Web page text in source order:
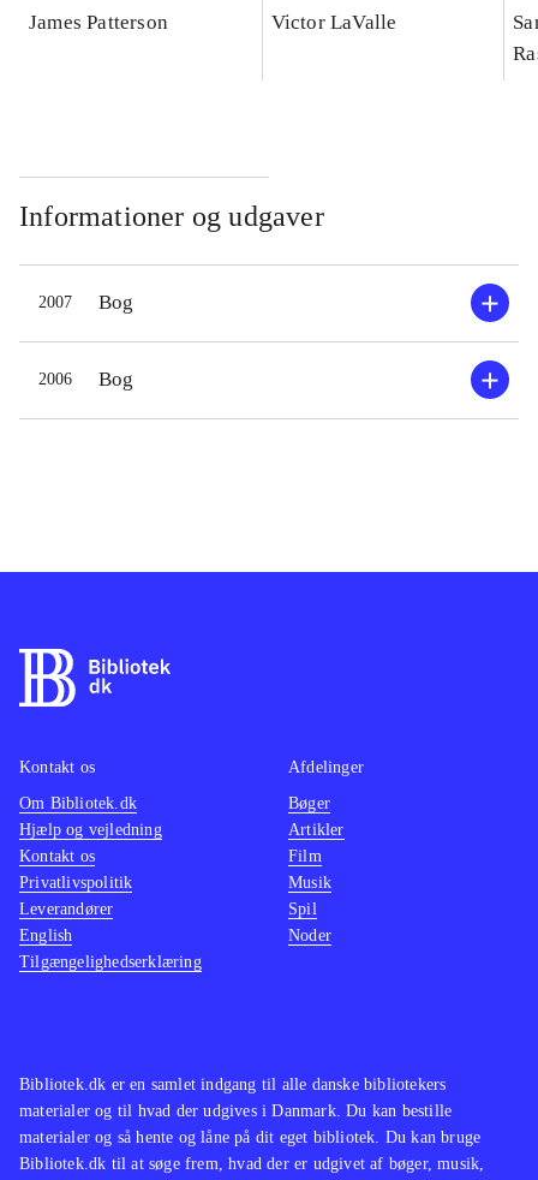
James Patterson
Victor LaValle
Informationer og udgaver
2007 Bog
2006 Bog
Bibliotek.dk er en samlet indgang til alle danske bibliotekers
materialer og til hvad der udgives i Danmark. Du kan bestille
materialer og så hente og låne på dit eget bibliotek. Du kan bruge
Bibliotek.dk til at søge frem, hvad der er udgivet af bøger, musik,
Kontakt os
Om Bibliotek.dk
Hjælp og vejledning
Kontakt os
Privatlivspolitik
Leverandører
English
Tilgængelighedserklæring
Afdelinger
Bøger
Artikler
Film
Musik
Spil
Noder